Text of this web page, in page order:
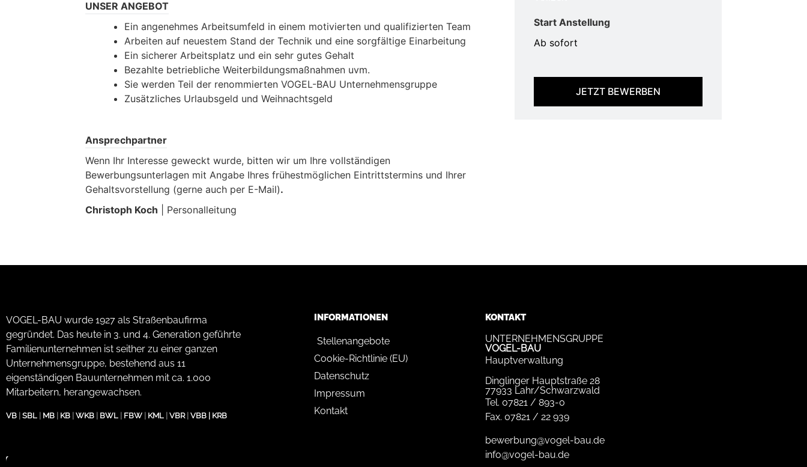
UNSER ANGEBOT
Ein angenehmes Arbeitsumfeld in einem motivierten und qualifizierten Team
Arbeiten auf neuestem Stand der Technik und eine sorgfältige Einarbeitung
Ein sicherer Arbeitsplatz und ein sehr gutes Gehalt
Bezahlte betriebliche Weiterbildungsmaßnahmen uvm.
Sie werden Teil der renommierten VOGEL-BAU Unternehmensgruppe
Zusätzliches Urlaubsgeld und Weihnachtsgeld
Ansprechpartner
Wenn Ihr Interesse geweckt wurde, bitten wir um Ihre vollständigen
Bewerbungsunterlagen mit Angabe Ihres frühestmöglichen Eintrittstermins und Ihrer
Gehaltsvorstellung (gerne auch per E-Mail).
Christoph Koch | Personalleitung
Start Anstellung
Ab sofort
JETZT BEWERBEN
VOGEL-BAU wurde 1927 als Straßenbaufirma
gegründet. Das heute in 3. und 4. Generation geführte
Familienunternehmen ist seither zu einer ganzen
Unternehmensgruppe, bestehend aus 11
eigenständigen Bauunternehmen mit ca. 1.000
Mitarbeitern, herangewachsen.
VB SBL MB KB WKB BWL FBW KML VBR| VBB KRB
INFORMATIONEN
Stellenangebote
Cookie-Richtlinie (EU)
Datenschutz
Impressum
Kontakt
KONTAKT
UNTERNEHMENSGRUPPE
VOGEL-BAU
Hauptverwaltung
Dinglinger Hauptstraße 28
77933 Lahr/Schwarzwald
Tel. 07821 / 893-0
Fax. 07821 / 22 939
bewerbung@vogel-bau.de
info@vogel-bau.de